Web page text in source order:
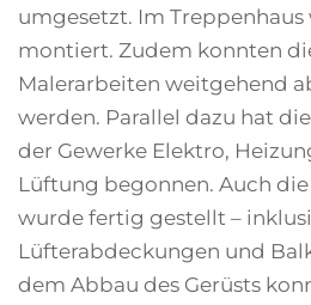
umgesetzt. Im
montiert. Zudem konnten
Malerarbeiten weitgehend
werden. Parallel dazu hat
der Gewerke Elektro,
Lüftung begonnen. Auch
wurde fertig gestellt –
Lüfterabdeckungen und
dem Abbau des Gerüsts